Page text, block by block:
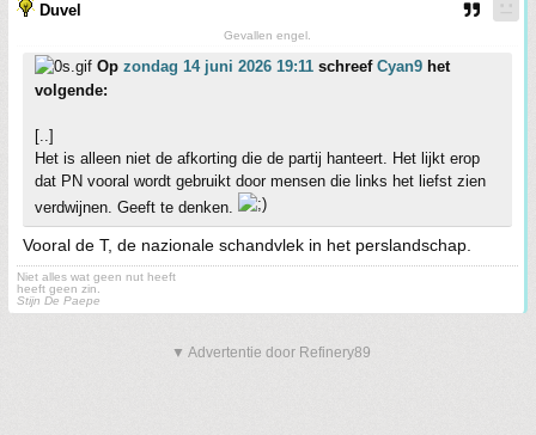
Duvel
Gevallen engel.
Op zondag 14 juni 2026 19:11 schreef Cyan9 het
volgende:
[..]
Het is alleen niet de afkorting die de partij hanteert. Het lijkt erop
dat PN vooral wordt gebruikt door mensen die links het liefst zien
verdwijnen. Geeft te denken.
Vooral de T, de nazionale schandvlek in het perslandschap.
Niet alles wat geen nut heeft
heeft geen zin.
Stijn De Paepe
▼ Advertentie door Refinery89